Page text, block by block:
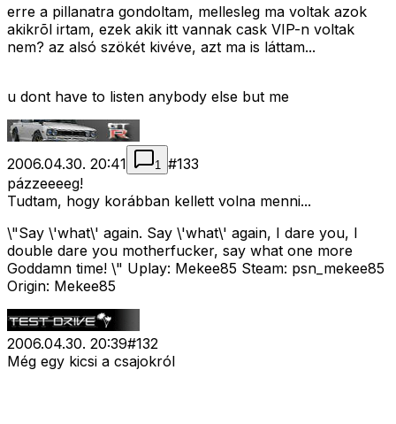
erre a pillanatra gondoltam, mellesleg ma voltak azok
akikrõl irtam, ezek akik itt vannak cask VIP-n voltak
nem? az alsó szökét kivéve, azt ma is láttam...
u dont have to listen anybody else but me
2006.04.30. 20:41 1 #133
pázzeeeeg!
Tudtam, hogy korábban kellett volna menni...
\"Say \'what\' again. Say \'what\' again, I dare you, I
double dare you motherfucker, say what one more
Goddamn time! \" Uplay: Mekee85 Steam: psn_mekee85
Origin: Mekee85
2006.04.30. 20:39#132
Még egy kicsi a csajokról